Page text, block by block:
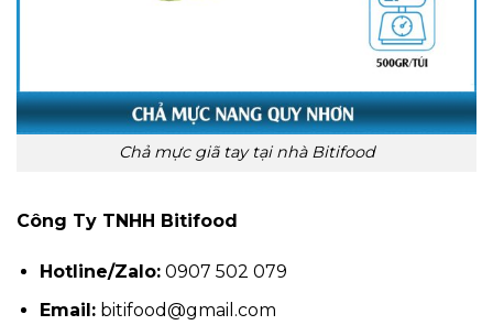
Chả mực giã tay tại nhà Bitifood
Công Ty TNHH Bitifood
Hotline/Zalo:0907 502 079
Email:bitifood@gmail.com